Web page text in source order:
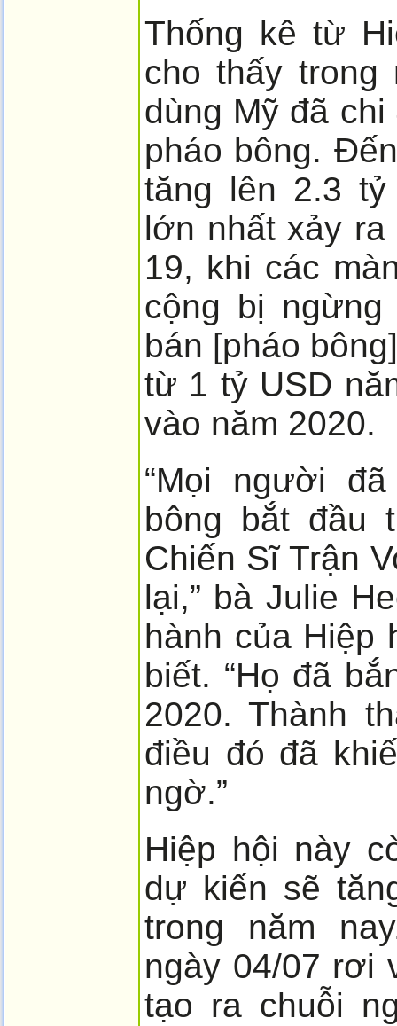
Thống kê từ
cho thấy trong
dùng Mỹ đã
pháo bông.
tăng lên 2.3
lớn nhất xảy ra
19, khi các
cộng bị ngừng
bán [pháo
từ 1 tỷ USD
vào năm 2020.
“Mọi người
bông bắt đầu
Chiến Sĩ Trận
lại,” bà Julie
hành của Hiệp
biết. “Họ đã
2020. Thành
điều đó đã
ngờ.”
Hiệp hội này
dự kiến sẽ
trong năm
ngày 04/07 rơi
tạo ra chuỗi